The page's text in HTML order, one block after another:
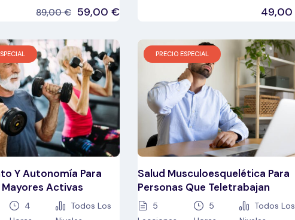
89,00€ 59,00 € 49,00
Y Autonomía Para
Activas
4
Todos Los
PRECIO ESPECIAL
Salud Musculoesquelética Para
Personas Que Teletrabajan
5
5
Todos Los